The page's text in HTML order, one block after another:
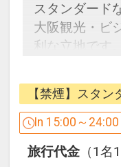
スタンダード
大阪観光・ビ
利な立地です。
ンドリーコー
や長期滞在の
【当館のおす
■全館無料Wi-
【禁煙】スタ
In 15:00～
旅行代金 （1